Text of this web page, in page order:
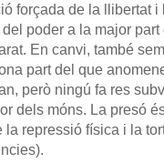
forçada de la llibertat
poder a la major
En canvi, també
part del que
però ningú fa res
dels móns. La presó
la repressió física i la